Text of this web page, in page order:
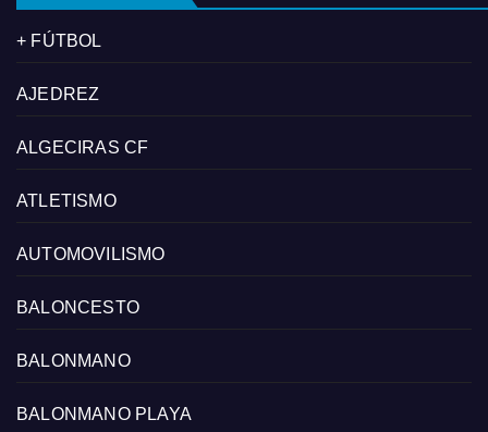
+ FÚTBOL
AJEDREZ
ALGECIRAS CF
ATLETISMO
AUTOMOVILISMO
BALONCESTO
BALONMANO
BALONMANO PLAYA